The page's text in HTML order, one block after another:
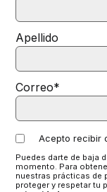
Apellido
Correo*
Acepto recibir
Puedes darte de baja
momento. Para
nuestras prácticas de
proteger y respetar tu